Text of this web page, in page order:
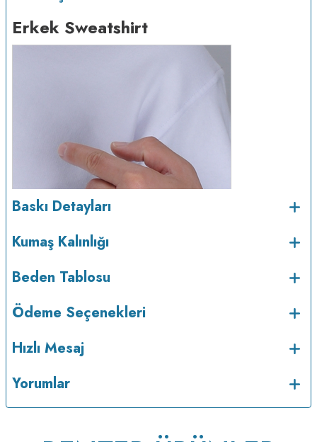
Erkek Sweatshirt
Baskı Detayları
Kumaş Kalınlığı
Beden Tablosu
Ödeme Seçenekleri
Hızlı Mesaj
Yorumlar